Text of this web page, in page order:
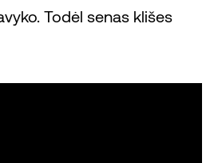
Todėl senas klišes